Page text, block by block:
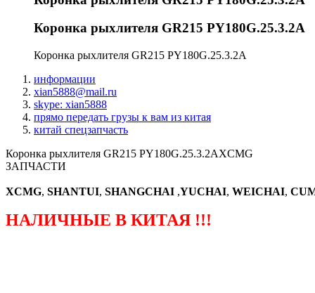
Коронка рыхлителя GR215 PY180G.25.3.2A
Коронка рыхлителя GR215 PY180G.25.3.2A
информации
xian5888@mail.ru
skype: xian5888
прямо передать грузы к вам из китая
китай спецзапчасть
Коронка рыхлителя GR215 PY180G.25.3.2AXCMG
ЗАПЧАСТИ
XCMG, SHANTUI, SHANGCHAI ,YUCHAI, WEICHAI,
НАЛИЧНЫЕ В КИТАЯ !!!